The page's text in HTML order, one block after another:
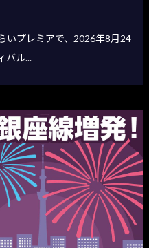
いプレミアで、2026年8月24
バル...